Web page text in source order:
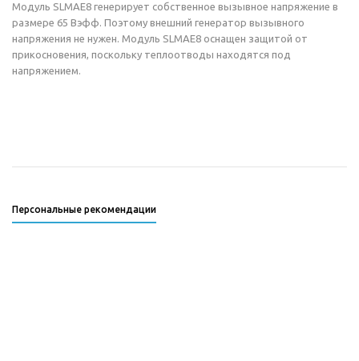
Модуль SLMAE8 генерирует собственное вызывное напряжение в
размере 65 Вэфф. Поэтому внешний генератор вызывного
напряжения не нужен. Модуль SLMAE8 оснащен защитой от
прикосновения, поскольку теплоотводы находятся под
напряжением.
Персональные рекомендации